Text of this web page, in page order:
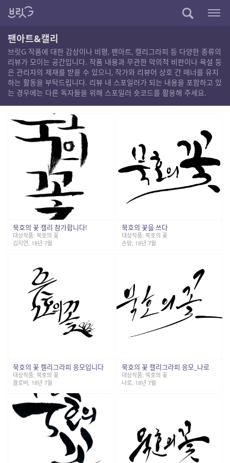
팬아트&캘리
브릿G 작품에 대한 감상이나 비평, 팬아트, 캘리그라피 등 다양한 종류의
리뷰가 모이는 공간입니다. 작품 내용과 무관한 악의적 비판이나 욕설 등
은 관리자의 제재를 받을 수 있으니, 작가와 리뷰어 상호 간 매너를 유지
하는 활동을 부탁드립니다. 리뷰 내 스포일러가 되는 내용을 포함하고 있
는 경우에는 다른 독자들을 위해 스포일러 숏코드를 활용해 주세요.
묵호의 꽃 캘리 참가합니다!
대상작품: 묵호의 꽃
김지연, 18년 7월
묵호의 꽃을 쓰다
대상작품: 묵호의 꽃
손맘, 18년 7월
묵호의 꽃 켈리그라피 응모입니다
대상작품: 묵호의 꽃
클로버, 18년 7월
묵호의 꽃 캘리그라피 응모_나로
대상작품: 묵호의 꽃
나로, 18년 7월